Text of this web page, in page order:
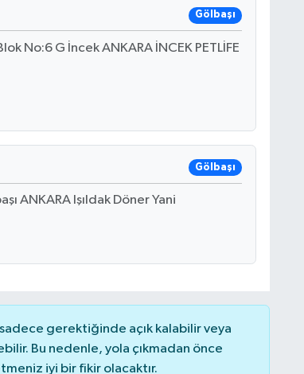
Gölbaşı
No:6 G İncek ANKARA İNCEK PETLİFE
Gölbaşı
ANKARA Işıldak Döner Yani
gerektiğinde açık kalabilir veya
Bu nedenle, yola çıkmadan önce
iyi bir fikir olacaktır.